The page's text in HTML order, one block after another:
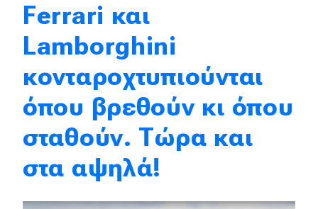
Test Drive
Δοκιμή
Αποστολή
Συγκρίνουμε
Αγώνες
Ferrari και
Lamborghini
κονταροχτυπιούνται
όπου βρεθούν κι όπου
σταθούν. Τώρα και
στα αψηλά!